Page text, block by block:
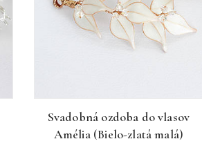
Svadobná ozdoba do vlasov
Amélia (Bielo-zlatá malá)